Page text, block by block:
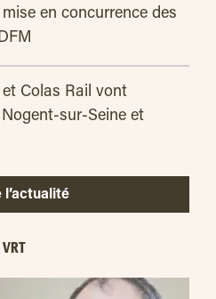
en concurrence des
et Colas Rail vont
sur-Seine et
l’actualité